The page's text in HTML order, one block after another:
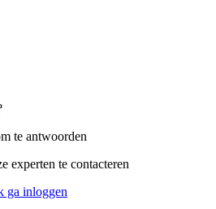
te antwoorden
experten te contacteren
ga inloggen